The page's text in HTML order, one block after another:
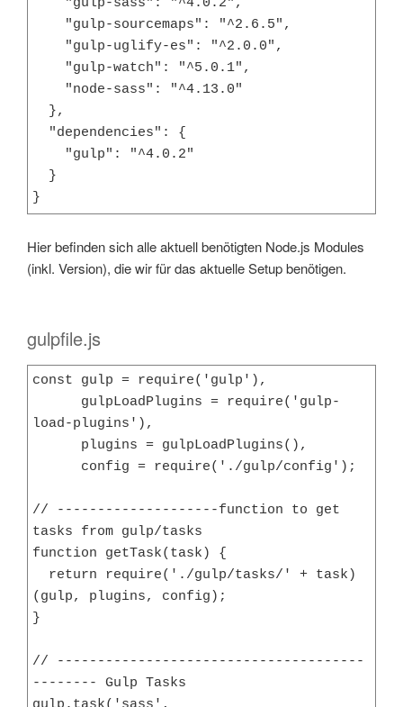
}
Hier befinden sich alle aktuell benötigten Node.js Modules
(inkl. Version), die wir für das aktuelle Setup benötigen.
gulpfile.js
const gulp = require('gulp'),
load-plugins'),
// --------------------function to get
tasks from gulp/tasks
function getTask(task) {
(gulp, plugins, config);
}
// --------------------------------------
-------- Gulp Tasks